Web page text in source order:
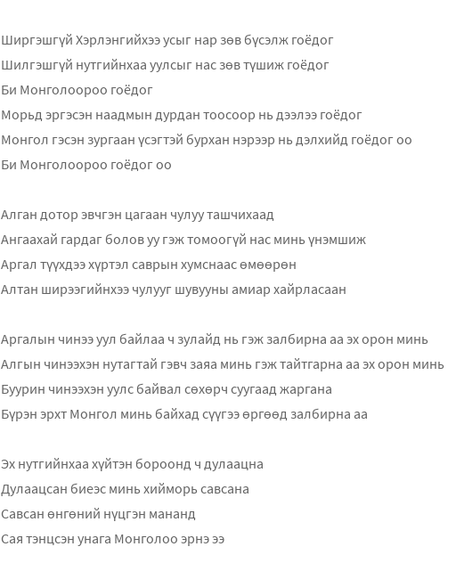
Ширгэшгүй Хэрлэнгийхээ усыг нар зөв бүсэлж гоёдог
Шилгэшгүй нутгийнхаа уулсыг нас зөв түшиж гоёдог
Би Монголоороо гоёдог
Морьд эргэсэн наадмын дурдан тоосоор нь дээлээ гоёдог
Монгол гэсэн зургаан үсэгтэй бурхан нэрээр нь дэлхийд гоёдог оо
Би Монголоороо гоёдог оо
Алган дотор эвчгэн цагаан чулуу ташчихаад
Ангаахай гардаг болов уу гэж томоогүй нас минь үнэмшиж
Аргал түүхдээ хүртэл саврын хумснаас өмөөрөн
Алтан ширээгийнхээ чулууг шувууны амиар хайрласаан
Аргалын чинээ уул байлаа ч зулайд нь гэж залбирна аа эх орон минь
Алгын чинээхэн нутагтай гэвч заяа минь гэж тайтгарна аа эх орон минь
Буурин чинээхэн уулс байвал сөхөрч суугаад жаргана
Бүрэн эрхт Монгол минь байхад сүүгээ өргөөд залбирна аа
Эх нутгийнхаа хүйтэн бороонд ч дулаацна
Дулаацсан биеэс минь хийморь савсана
Савсан өнгөний нүцгэн мананд
Сая тэнцсэн унага Монголоо эрнэ ээ